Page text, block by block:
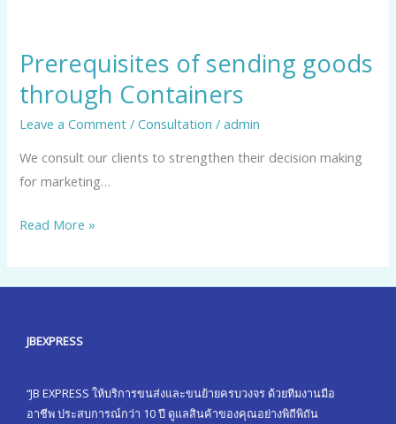
Prerequisites of sending goods
through Containers
Leave a Comment /Consultation /admin
We consult our clients to strengthen their decision making
for marketing…
sending
goods
Containers
Read More »
JBEXPRESS
“JB EXPRESS ให้บริการขนส่งและขนย้ายครบวงจร ด้วยทีมงานมือ
อาชีพ ประสบการณ์กว่า 10 ปี ดูแลสินค้าของคุณอย่างพิถีพิถัน